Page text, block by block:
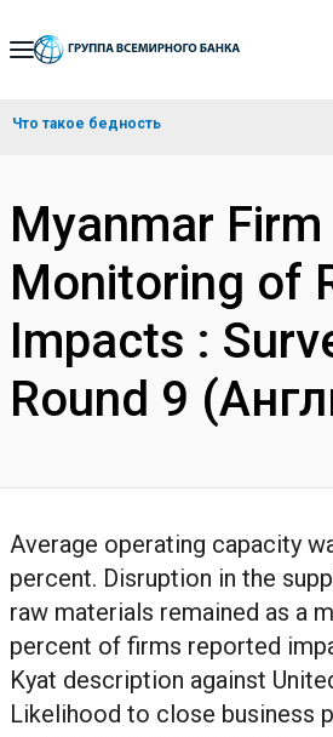
Skip
Navigation
Что такое бедность
Myanmar Firm
Monitoring of
Impacts :
Round 9
Average operating capacity
percent. Disruption in the
raw materials remained as a
percent of firms reported
Kyat description against
Likelihood to close business